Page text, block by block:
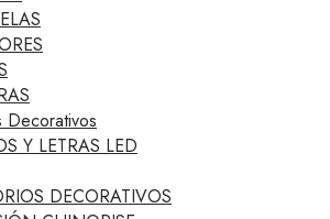
Decorativos
Y LETRAS LED
DECORATIVOS